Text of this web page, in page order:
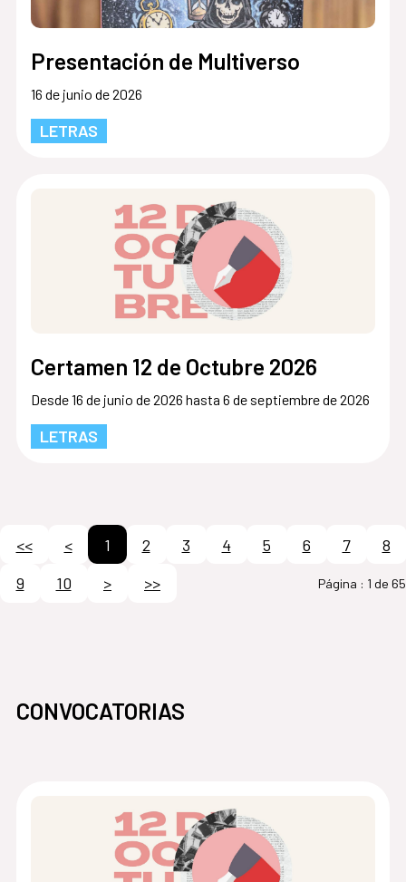
Presentación de Multiverso
16 de junio de 2026
LETRAS
Certamen 12 de Octubre 2026
Desde 16 de junio de 2026 hasta 6 de septiembre de 2026
LETRAS
<< < 1 2 3 4 5 6 7
8
9
10 > >> Página : 1 de 65
CONVOCATORIAS